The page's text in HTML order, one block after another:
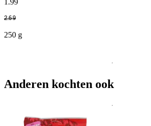
1 .99
2.69
250 g
Anderen kochten ook